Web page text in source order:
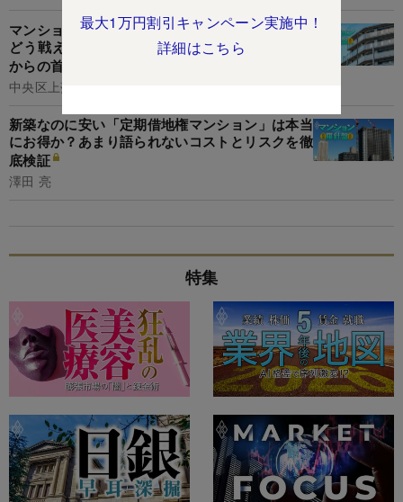
最大1万円割引キャンペーン実施中！
詳細はこちら
マンション異次元市況で「非パワーカップル」は
どう戦えば？一般人が実現できる！3000万円台
からの首都圏マンション購入法【前編】
中央区上落合
新築なのに安い「定期借地権マンション」は本当
にお得か？あまり語られないコストとリスクを徹
底検証
澤田 亮
特集